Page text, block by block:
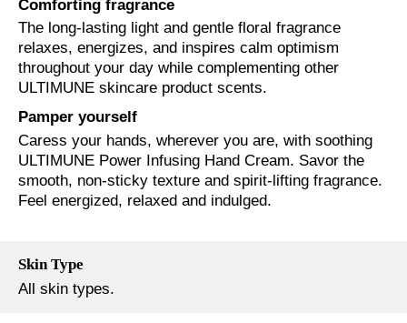
Comforting fragrance
The long-lasting light and gentle floral fragrance
relaxes, energizes, and inspires calm optimism
throughout your day while complementing other
ULTIMUNE skincare product scents.
Pamper yourself
Caress your hands, wherever you are, with soothing
ULTIMUNE Power Infusing Hand Cream. Savor the
smooth, non-sticky texture and spirit-lifting fragrance.
Feel energized, relaxed and indulged.
Skin Type
All skin types.